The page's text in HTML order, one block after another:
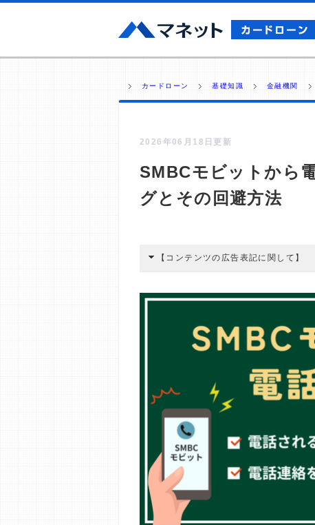
カードローン 基礎知識 金融機関
2026年06月18日更新
SMBCモビットから
グとその回避方法
【コンテンツの広告表記に関して】
酬が支払われるという収益モデルです
>提携企業一覧